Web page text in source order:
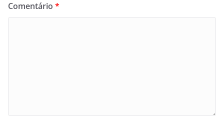
Comentário *